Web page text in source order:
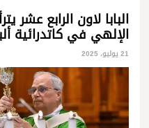
البابا لاون الرابع عشر
الإلهي في كاتدرائية
21 يوليو، 2025